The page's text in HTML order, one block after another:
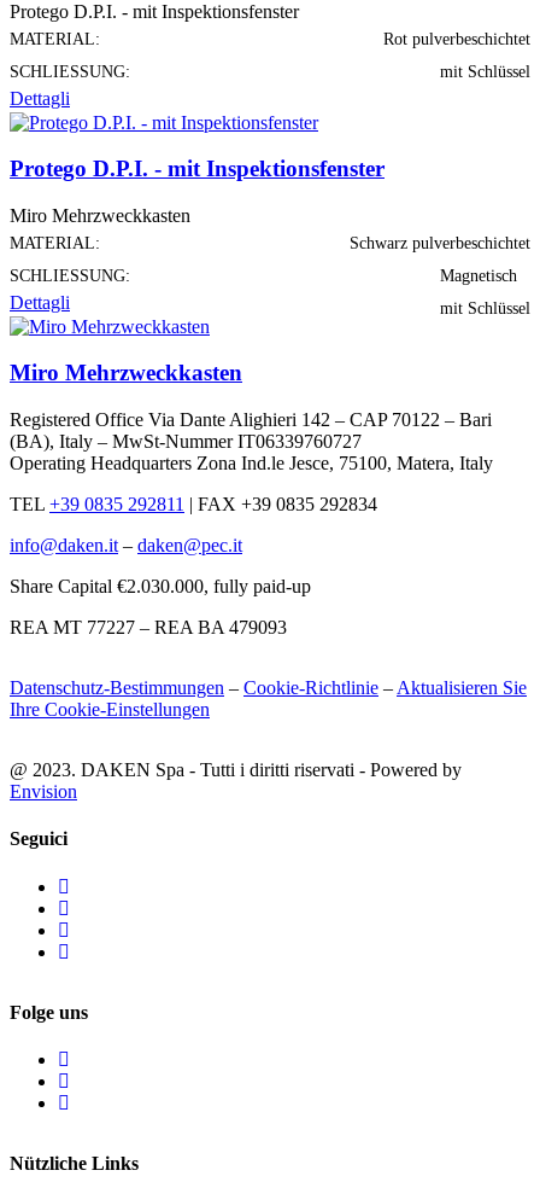
Protego D.P.I. - mit Inspektionsfenster
MATERIAL:
Rot pulverbeschichtet
SCHLIESSUNG:
mit Schlüssel
Dettagli
Protego D.P.I. - mit Inspektionsfenster
Miro Mehrzweckkasten
MATERIAL:
Schwarz pulverbeschichtet
SCHLIESSUNG:
Magnetisch
mit Schlüssel
Dettagli
Miro Mehrzweckkasten
Registered Office Via Dante Alighieri 142 – CAP 70122 – Bari
(BA), Italy – MwSt-Nummer IT06339760727
Operating Headquarters Zona Ind.le Jesce, 75100, Matera, Italy
TEL +39 0835 292811 | FAX +39 0835 292834
info@daken.it – daken@pec.it
Share Capital €2.030.000, fully paid-up
REA MT 77227 – REA BA 479093
Datenschutz-Bestimmungen – Cookie-Richtlinie – Aktualisieren Sie
Ihre Cookie-Einstellungen
@ 2023. DAKEN Spa - Tutti i diritti riservati - Powered by
Envision
Seguici
Folge uns
Nützliche Links